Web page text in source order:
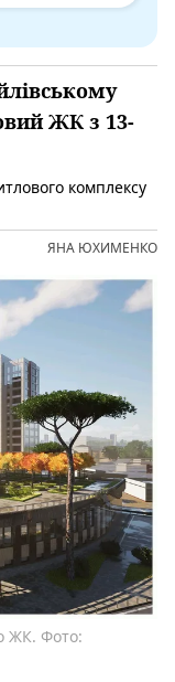
ЖК з 13-
комплексу
ЯНА ЮХИМЕНКО
ЖК. Фото: